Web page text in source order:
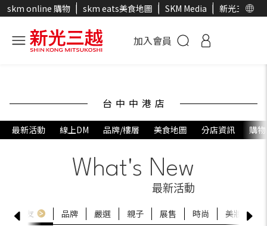
skm online 購物 skm eats美食地圖 SKM Media 新光三越官
加入會員
台中中港店
最新活動 線上DM 品牌/樓層 美食地圖 分店資訊 購
What's New
最新活動
卡友 品牌 嚴選 親子 展售 時尚 美妝